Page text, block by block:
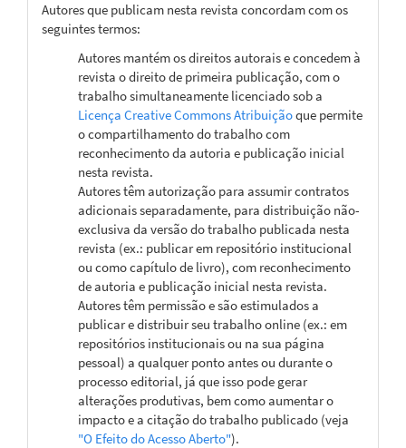
Autores que publicam nesta revista concordam com os
seguintes termos:
Autores mantém os direitos autorais e concedem à
revista o direito de primeira publicação, com o
trabalho simultaneamente licenciado sob a
Licença Creative Commons Atribuiçãoque permite
o compartilhamento do trabalho com
reconhecimento da autoria e publicação inicial
nesta revista.
Autores têm autorização para assumir contratos
adicionais separadamente, para distribuição não-
exclusiva da versão do trabalho publicada nesta
revista (ex.: publicar em repositório institucional
ou como capítulo de livro), com reconhecimento
de autoria e publicação inicial nesta revista.
Autores têm permissão e são estimulados a
publicar e distribuir seu trabalho online (ex.: em
repositórios institucionais ou na sua página
pessoal) a qualquer ponto antes ou durante o
processo editorial, já que isso pode gerar
alterações produtivas, bem como aumentar o
impacto e a citação do trabalho publicado (veja
"O Efeito do Acesso Aberto").